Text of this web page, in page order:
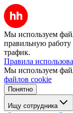
Мы используем
правильную работу
трафик.
Правила
Мы используем
файлов cookie
Понятно
Ищу сотрудника